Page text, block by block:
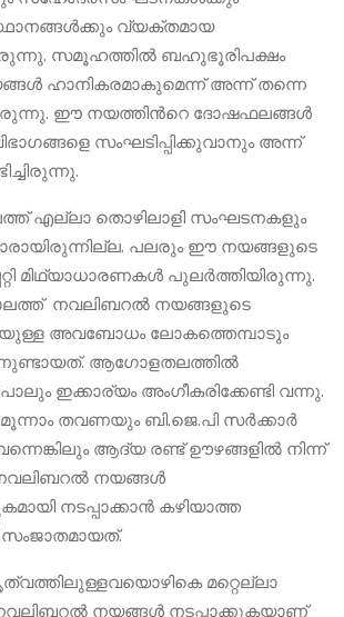
വ്യക്തമായ
സമൂഹത്തിൽ ബഹുഭൂരിപക്ഷം
ഹാനികരമാകുമെന്ന് അന്ന് തന്നെ
ഈ നയത്തിന്‍റെ ദോഷഫലങ്ങൾ
സംഘടിപ്പിക്കുവാനും അന്ന്
എല്ലാ തൊഴിലാളി സംഘടനകളും
പലരും ഈ നയങ്ങളുടെ
മിഥ്യാധാരണകൾ പുലർത്തിയിരുന്നു.
നവലിബറൽ നയങ്ങളുടെ
അവബോധം ലോകത്തെമ്പാടും
ആഗോളതലത്തിൽ
ഇക്കാര്യം അംഗീകരിക്കേണ്ടി വന്നു.
മൂന്നാം തവണയും ബി.ജെ.പി സർക്കാർ
ആദ്യ രണ്ട് ഊഴങ്ങളിൽ നിന്ന്
നയങ്ങൾ
നടപ്പാക്കാൻ കഴിയാത്ത
മറ്റെല്ലാ
നയങ്ങൾ നടപ്പാക്കുകയാണ്